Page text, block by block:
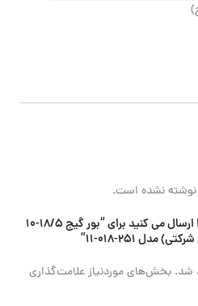
نشده است.
اولین نفری باشید که دیدگاهی را ارسال می کنید برای “بور گیج 18/5-10
شد. بخش‌های موردنیاز علامت‌گذاری